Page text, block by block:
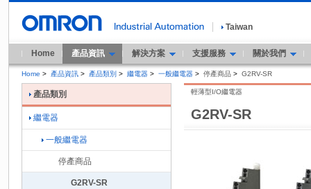
Taiwan
Home 產品資訊 解決方案 支援服務 關於我們
Home > 產品資訊 > 產品類別 > 繼電器 > 一般繼電器 > 停產商品 > G2RV-SR
G2RV-SR
輕薄型I/O繼電器
產品類別
繼電器
一般繼電器
停產商品
G2RV-SR